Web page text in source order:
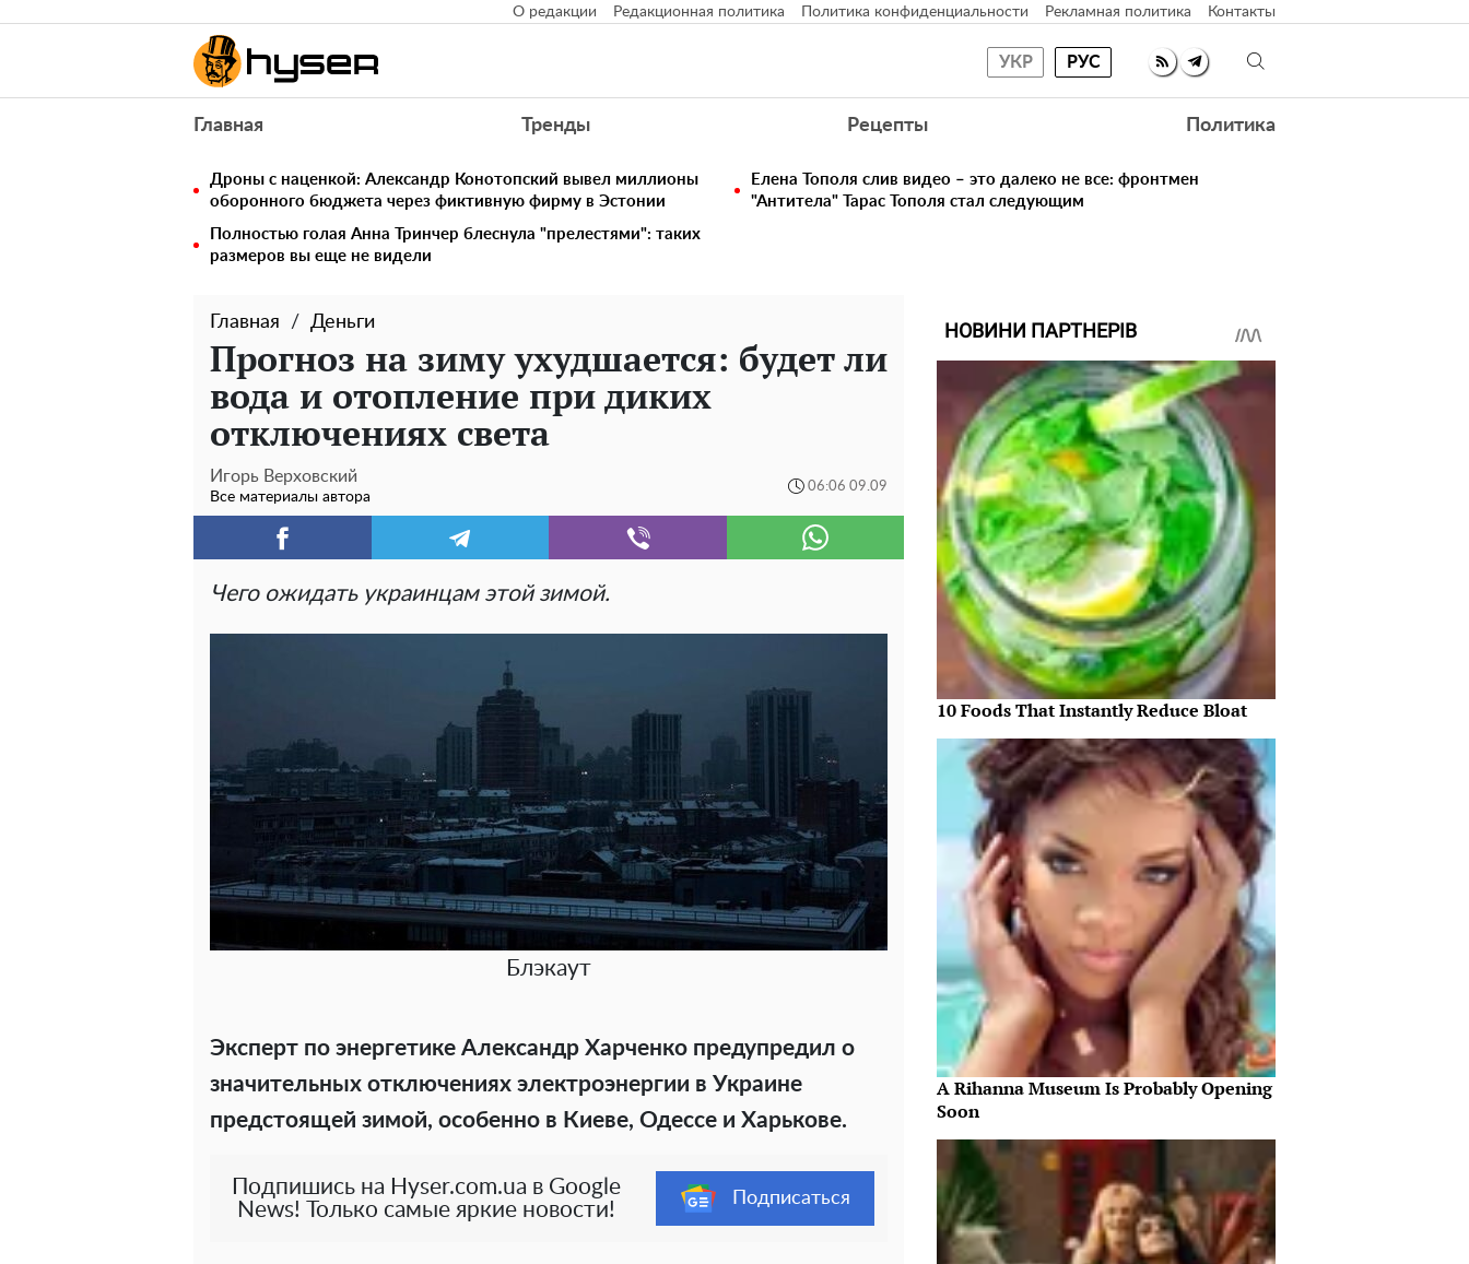
О редакции Редакционная политика Политика конфиденциальности Рекламная политика Контакты
УКР РУС
Главная Тренды Рецепты Политика
Дроны с наценкой: Александр Конотопский вывел миллионы
оборонного бюджета через фиктивную фирму в Эстонии
Елена Тополя слив видео – это далеко не все: фронтмен
"Антитела" Тарас Тополя стал следующим
Полностью голая Анна Тринчер блеснула "прелестями": таких
размеров вы еще не видели
Главная Деньги
Прогноз на зиму ухудшается: будет ли
вода и отопление при диких
отключениях света
Игорь Верховский
Все материалы автора
06:06 09.09
Чего ожидать украинцам этой зимой.
Блэкаут
Эксперт по энергетике Александр Харченко предупредил о
значительных отключениях электроэнергии в Украине
предстоящей зимой, особенно в Киеве, Одессе и Харькове.
Подпишись на Hyser.com.ua в Google
News! Только самые яркие новости!
Подписаться
НОВИНИ ПАРТНЕРІВ
10 Foods That Instantly Reduce Bloat
A Rihanna Museum Is Probably Opening
Soon